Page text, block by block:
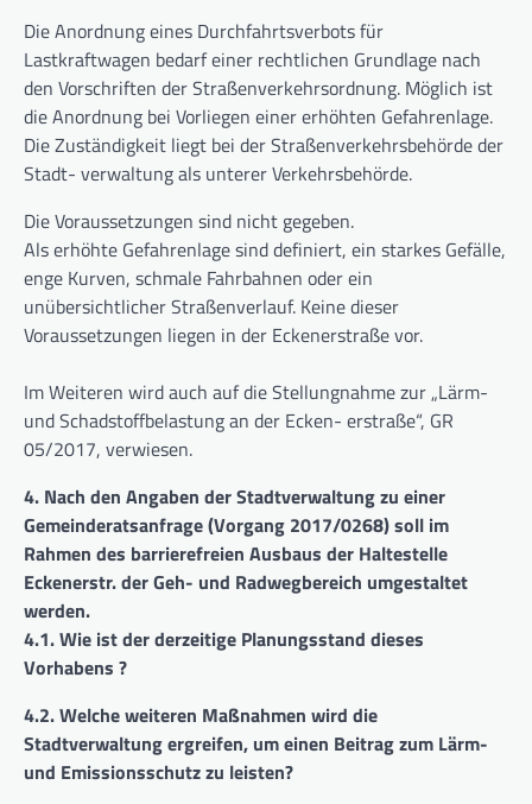
Die Anordnung eines Durchfahrtsverbots für
Lastkraftwagen bedarf einer rechtlichen Grundlage nach
den Vorschriften der Straßenverkehrsordnung. Möglich ist
die Anordnung bei Vorliegen einer erhöhten Gefahrenlage.
Die Zuständigkeit liegt bei der Straßenverkehrsbehörde der
Stadt- verwaltung als unterer Verkehrsbehörde.
Die Voraussetzungen sind nicht gegeben.
Als erhöhte Gefahrenlage sind definiert, ein starkes Gefälle,
enge Kurven, schmale Fahrbahnen oder ein
unübersichtlicher Straßenverlauf. Keine dieser
Voraussetzungen liegen in der Eckenerstraße vor.
Im Weiteren wird auch auf die Stellungnahme zur „Lärm-
und Schadstoffbelastung an der Ecken- erstraße“, GR
05/2017, verwiesen.
4. Nach den Angaben der Stadtverwaltung zu einer
Gemeinderatsanfrage (Vorgang 2017/0268) soll im
Rahmen des barrierefreien Ausbaus der Haltestelle
Eckenerstr. der Geh- und Radwegbereich umgestaltet
werden.
4.1. Wie ist der derzeitige Planungsstand dieses
Vorhabens ?
4.2. Welche weiteren Maßnahmen wird die
Stadtverwaltung ergreifen, um einen Beitrag zum Lärm-
und Emissionsschutz zu leisten?